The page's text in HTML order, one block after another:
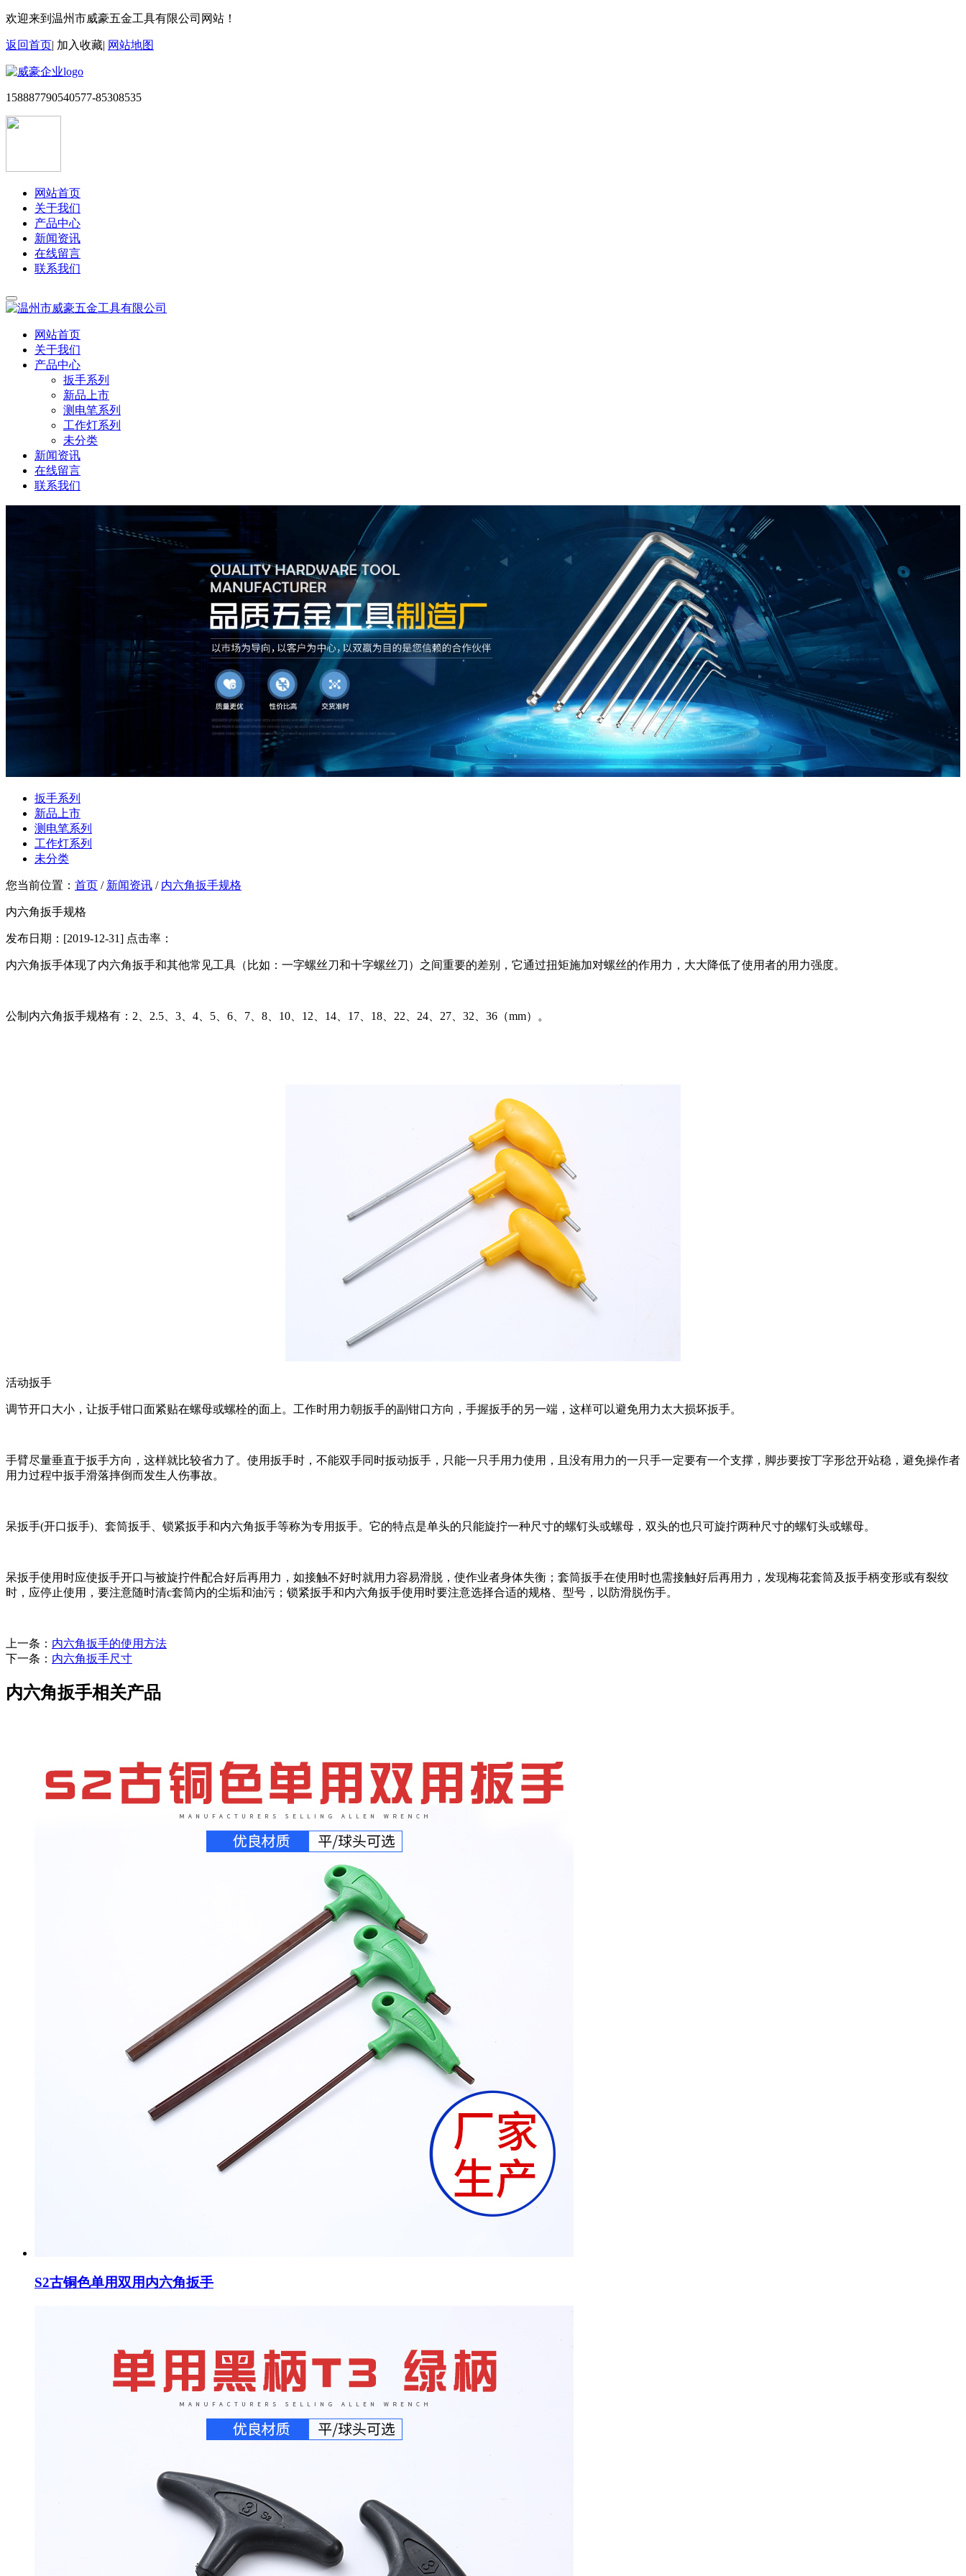
欢迎来到温州市威豪五金工具有限公司网站！
返回首页| 加入收藏| 网站地图
158887790540577-85308535
网站首页
关于我们
产品中心
新闻资讯
在线留言
联系我们
网站首页
关于我们
产品中心
扳手系列
新品上市
测电笔系列
工作灯系列
未分类
新闻资讯
在线留言
联系我们
扳手系列
新品上市
测电笔系列
工作灯系列
未分类
您当前位置： 首页 / 新闻资讯 / 内六角扳手规格
内六角扳手规格
发布日期：[2019-12-31] 点击率：
内六角扳手体现了内六角扳手和其他常见工具（比如：一字螺丝刀和十字螺丝刀）之间重要的差别，它通过扭矩施加对螺丝的作用力，大大降低了使用者的用力强度。
公制内六角扳手规格有：2、2.5、3、4、5、6、7、8、10、12、14、17、18、22、24、27、32、36（mm）。
活动扳手
调节开口大小，让扳手钳口面紧贴在螺母或螺栓的面上。工作时用力朝扳手的副钳口方向，手握扳手的另一端，这样可以避免用力太大损坏扳手。
手臂尽量垂直于扳手方向，这样就比较省力了。使用扳手时，不能双手同时扳动扳手，只能一只手用力使用，且没有用力的一只手一定要有一个支撑，脚步要按丁字形岔开站稳，避免操作者
用力过程中扳手滑落摔倒而发生人伤事故。
呆扳手(开口扳手)、套筒扳手、锁紧扳手和内六角扳手等称为专用扳手。它的特点是单头的只能旋拧一种尺寸的螺钉头或螺母，双头的也只可旋拧两种尺寸的螺钉头或螺母。
呆扳手使用时应使扳手开口与被旋拧件配合好后再用力，如接触不好时就用力容易滑脱，使作业者身体失衡；套筒扳手在使用时也需接触好后再用力，发现梅花套筒及扳手柄变形或有裂纹
时，应停止使用，要注意随时清c套筒内的尘垢和油污；锁紧扳手和内六角扳手使用时要注意选择合适的规格、型号，以防滑脱伤手。
上一条： 内六角扳手的使用方法
下一条： 内六角扳手尺寸
内六角扳手相关产品
S2古铜色单用双用内六角扳手